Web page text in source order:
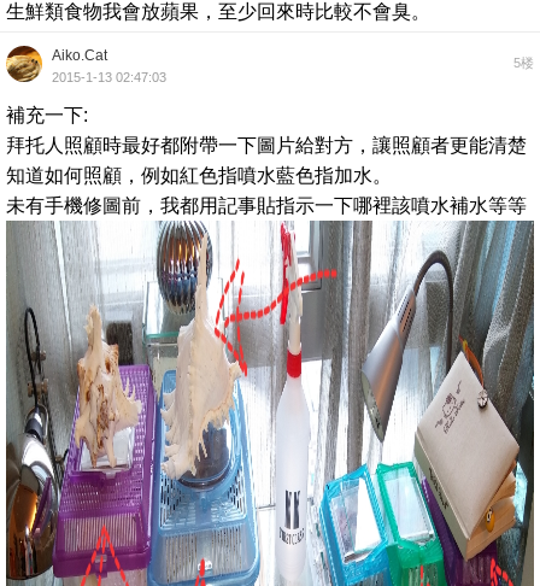
生鮮類食物我會放蘋果，至少回來時比較不會臭。
Aiko.Cat
2015-1-13 02:47:03
5楼
補充一下:
拜托人照顧時最好都附帶一下圖片給對方，讓照顧者更能清楚
知道如何照顧，例如紅色指噴水藍色指加水。
未有手機修圖前，我都用記事貼指示一下哪裡該噴水補水等等